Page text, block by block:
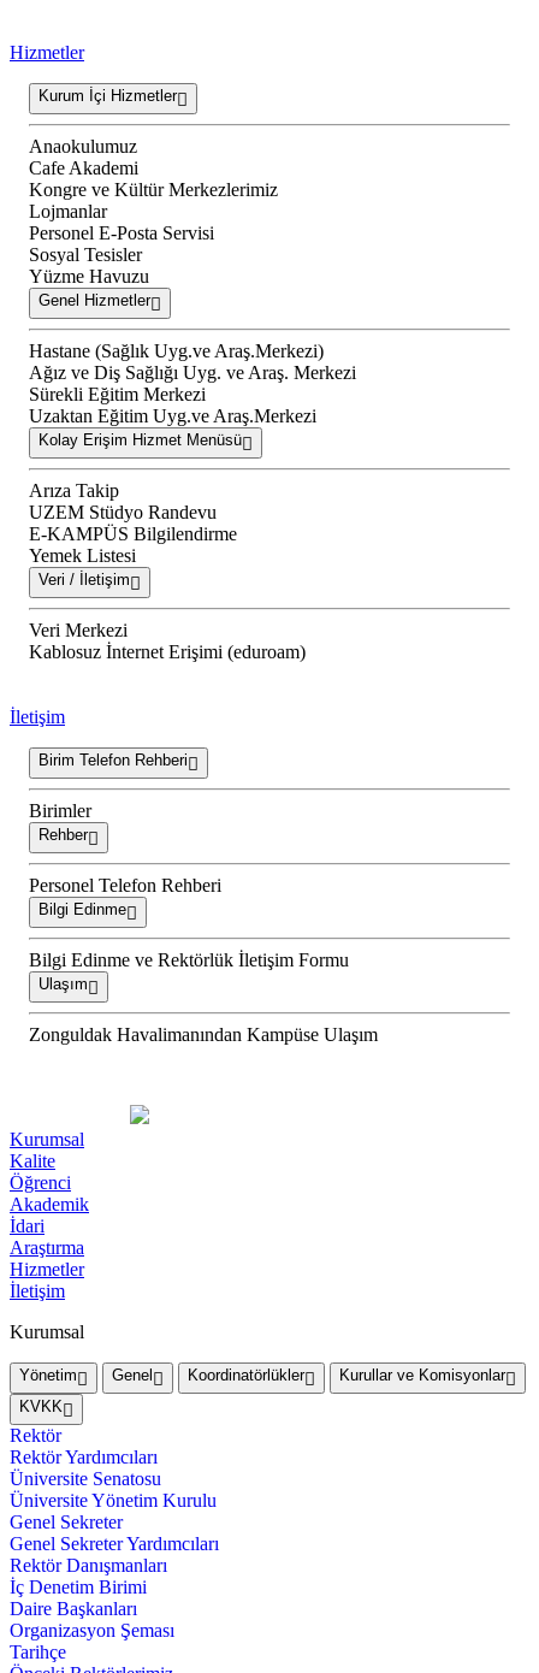
Hizmetler
Kurum İçi Hizmetler
Anaokulumuz
Cafe Akademi
Kongre ve Kültür Merkezlerimiz
Lojmanlar
Personel E-Posta Servisi
Sosyal Tesisler
Yüzme Havuzu
Genel Hizmetler
Hastane (Sağlık Uyg.ve Araş.Merkezi)
Ağız ve Diş Sağlığı Uyg. ve Araş. Merkezi
Sürekli Eğitim Merkezi
Uzaktan Eğitim Uyg.ve Araş.Merkezi
Kolay Erişim Hizmet Menüsü
Arıza Takip
UZEM Stüdyo Randevu
E-KAMPÜS Bilgilendirme
Yemek Listesi
Veri / İletişim
Veri Merkezi
Kablosuz İnternet Erişimi (eduroam)
İletişim
Birim Telefon Rehberi
Birimler
Rehber
Personel Telefon Rehberi
Bilgi Edinme
Bilgi Edinme ve Rektörlük İletişim Formu
Ulaşım
Zonguldak Havalimanından Kampüse Ulaşım
Kurumsal
Kalite
Öğrenci
Akademik
İdari
Araştırma
Hizmetler
İletişim
Kurumsal
Yönetim Genel Koordinatörlükler
Kurullar ve Komisyonlar
KVKK
Rektör
Rektör Yardımcıları
Üniversite Senatosu
Üniversite Yönetim Kurulu
Genel Sekreter
Genel Sekreter Yardımcıları
Rektör Danışmanları
İç Denetim Birimi
Daire Başkanları
Organizasyon Şeması
Tarihçe